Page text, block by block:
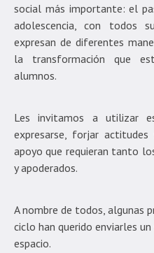
social más importante: el
adolescencia, con todos
expresan de diferentes
la transformación que
alumnos.
Les invitamos a utilizar
expresarse, forjar
apoyo que requieran tanto
y apoderados.
A nombre de todos, algunas
ciclo han querido enviarles
espacio.